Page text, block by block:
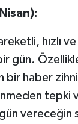
hızlı
gün.
bir haber
tepki
vereceğin